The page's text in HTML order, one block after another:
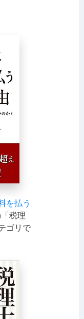
を払う
税理
ゴリで